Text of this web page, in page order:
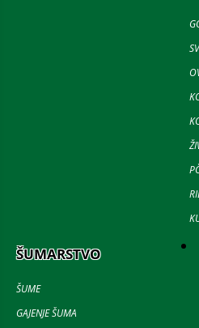
ŠUMARSTVO
ŠUME
GAJENJE ŠUMA